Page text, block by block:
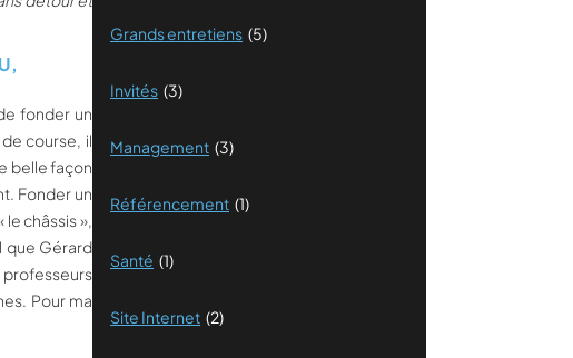
fonder un
course, il
belle façon
Fonder un
châssis »,
que Gérard
Pour ma
Grands entretiens (5)
Invités (3)
Management (3)
Référencement (1)
Santé (1)
Site Internet (2)